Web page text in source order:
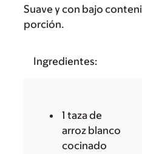
Suave y con bajo
porción.
Ingredientes:
1 taza de
arroz blanco
cocinado